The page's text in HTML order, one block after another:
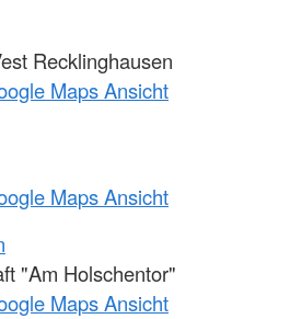
Recklinghausen
Maps Ansicht
Maps Ansicht
"Am Holschentor"
Maps Ansicht